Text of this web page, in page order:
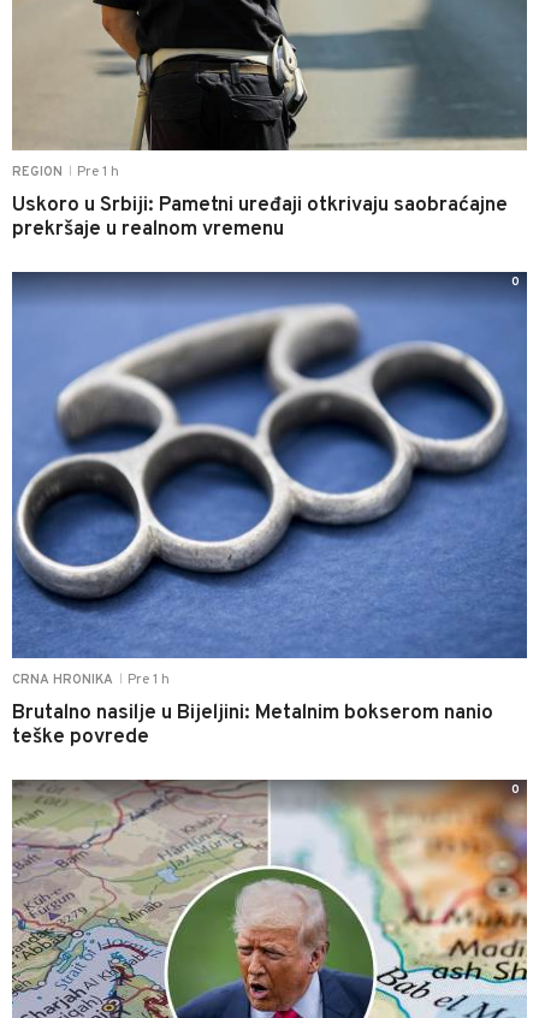
REGION Pre 1 h
Uskoro u Srbiji: Pametni uređaji otkrivaju saobraćajne
prekršaje u realnom vremenu
CRNA HRONIKA Pre 1 h
Brutalno nasilje u Bijeljini: Metalnim bokserom nanio
teške povrede
0
0